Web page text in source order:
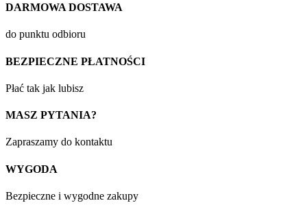
DARMOWA DOSTAWA
do punktu odbioru
BEZPIECZNE PŁATNOŚCI
Płać tak jak lubisz
MASZ PYTANIA?
Zapraszamy do kontaktu
WYGODA
Bezpieczne i wygodne zakupy